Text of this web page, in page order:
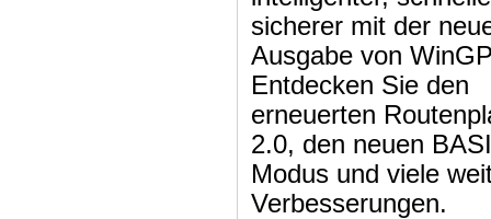
sicherer mit der
Ausgabe von
Entdecken Sie den
erneuerten
2.0, den neuen
Modus und viele
Verbesserungen.